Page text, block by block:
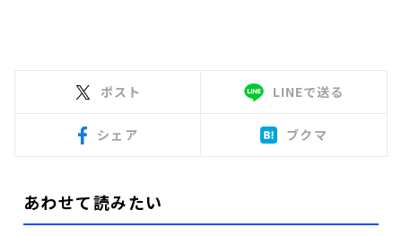
ポスト LINEで送る
シェア ブクマ
あわせて読みたい